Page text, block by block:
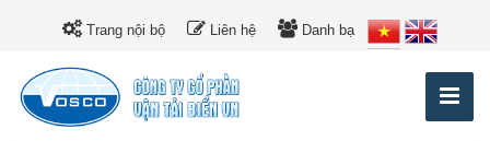
Trang nội bộ Liên hệ Danh bạ